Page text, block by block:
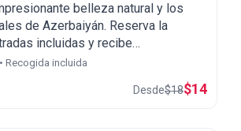
belleza natural y los
de Azerbaiyán. Reserva la
incluidas y recibe
tour de ciudad y de noche en
Recogida incluida
Desde$18$14